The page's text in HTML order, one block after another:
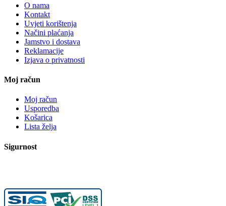
O nama
Kontakt
Uvjeti korištenja
Načini plaćanja
Jamstvo i dostava
Reklamacije
Izjava o privatnosti
Moj račun
Moj račun
Usporedba
Košarica
Lista želja
Sigurnost